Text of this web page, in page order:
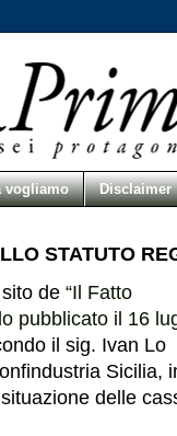
vogliamo Disclaimer
STATUTO
de “Il Fatto
pubblicato il 16
il sig. Ivan Lo
Sicilia,
delle